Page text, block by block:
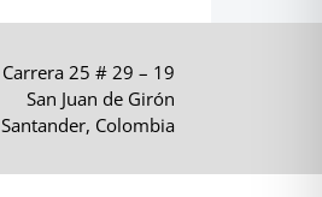
Carrera 25 # 29 – 19
San Juan de Girón
Santander, Colombia